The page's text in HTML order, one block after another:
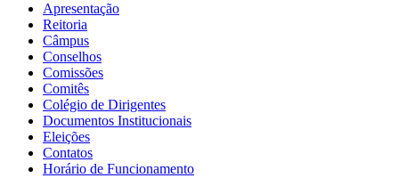
Apresentação
Reitoria
Câmpus
Conselhos
Comissões
Comitês
Colégio de Dirigentes
Documentos Institucionais
Eleições
Contatos
Horário de Funcionamento